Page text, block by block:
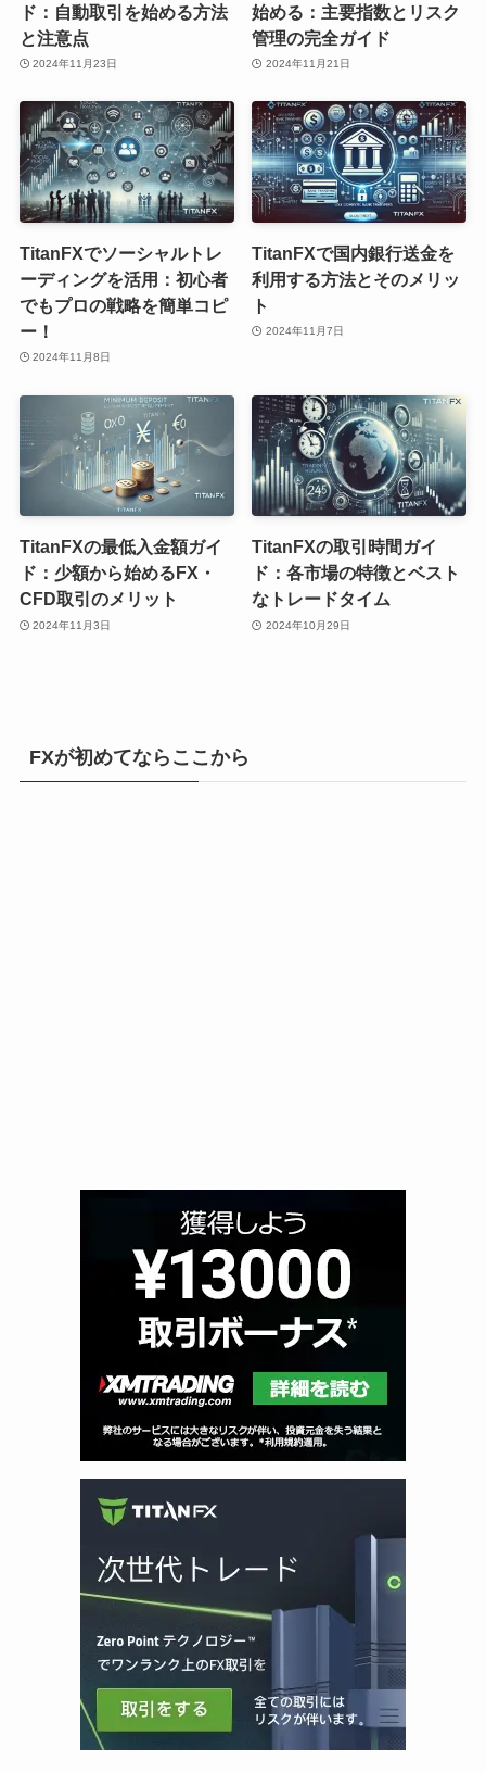
ド：自動取引を始める方法
と注意点
2024年11月23日
始める：主要指数とリスク
管理の完全ガイド
2024年11月21日
TitanFXでソーシャルトレ
ーディングを活用：初心者
でもプロの戦略を簡単コピ
ー！
2024年11月8日
TitanFXで国内銀行送金を
利用する方法とそのメリッ
ト
2024年11月7日
TitanFXの最低入金額ガイ
ド：少額から始めるFX・
CFD取引のメリット
2024年11月3日
TitanFXの取引時間ガイ
ド：各市場の特徴とベスト
なトレードタイム
2024年10月29日
FXが初めてならここから